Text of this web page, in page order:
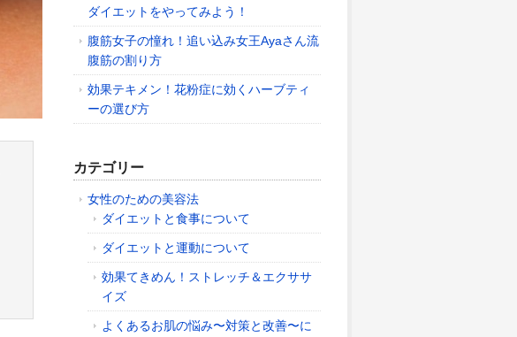
ダイエットをやってみよう！
腹筋女子の憧れ！追い込み女王Ayaさん流
腹筋の割り方
効果テキメン！花粉症に効くハーブティ
ーの選び方
カテゴリー
女性のための美容法
ダイエットと食事について
ダイエットと運動について
効果てきめん！ストレッチ＆エクササ
イズ
よくあるお肌の悩み〜対策と改善〜に